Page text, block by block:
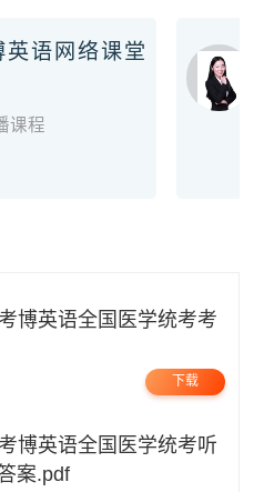
英语网络课堂
课程
下载
案.pdf